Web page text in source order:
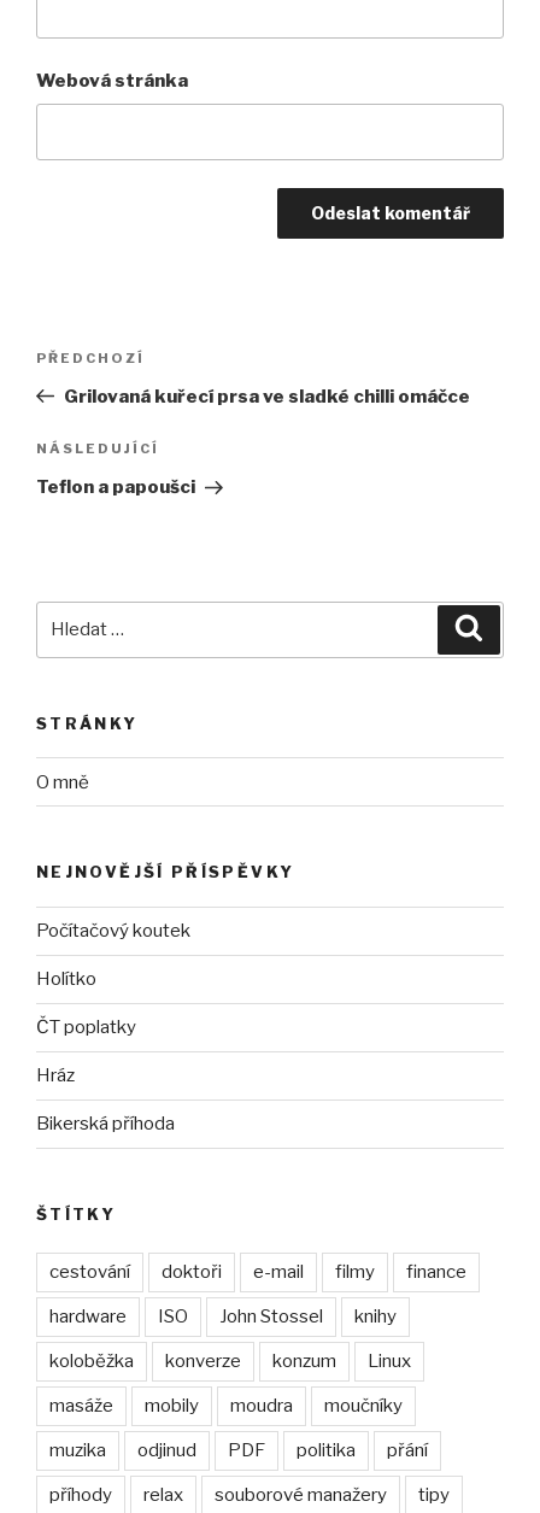
Webová stránka
Navigace
Předchozí
příspěvek
PŘEDCHOZÍ
Grilovaná kuřecí prsa ve sladké chilli omáčce
Následující
příspěvek
NÁSLEDUJÍCÍ
Teflon a papoušci
STRÁNKY
O mně
NEJNOVĚJŠÍ PŘÍSPĚVKY
Počítačový koutek
Holítko
ČT poplatky
Hráz
Bikerská příhoda
ŠTÍTKY
cestování doktoři e-mail filmy finance
hardware ISO John Stossel knihy
koloběžka konverze konzum Linux
masáže mobily moudra moučníky
muzika odjinud PDF politika přání
příhody relax souborové manažery tipy